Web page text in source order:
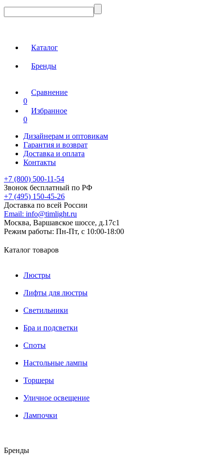
Каталог
Бренды
Сравнение
0
Избранное
0
Дизайнерам и оптовикам
Гарантия и возврат
Доставка и оплата
Контакты
+7 (800) 500-11-54
Звонок бесплатный по РФ
+7 (495) 150-45-26
Доставка по всей России
Email: info@timlight.ru
Москва, Варшавское шоссе, д.17c1
Режим работы: Пн-Пт, с 10:00-18:00
Каталог товаров
Люстры
Лифты для люстры
Светильники
Бра и подсветки
Споты
Настольные лампы
Торшеры
Уличное освещение
Лампочки
Бренды